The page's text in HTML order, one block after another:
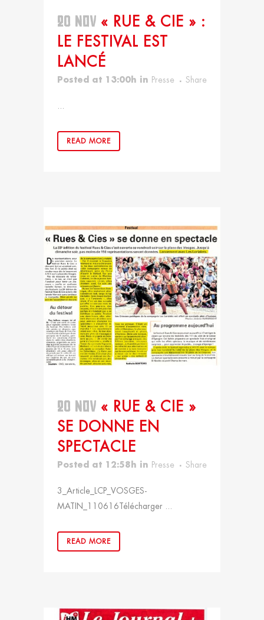
20 NOV « RUE & CIE » :
LE FESTIVAL EST
LANCÉ
Posted at 13:00h in Presse Share
READ MORE
20 NOV « RUE & CIE »
SE DONNE EN
SPECTACLE
Posted at 12:58h in Presse Share
3_Article_LCP_VOSGES-
MATIN_110616Télécharger ...
READ MORE